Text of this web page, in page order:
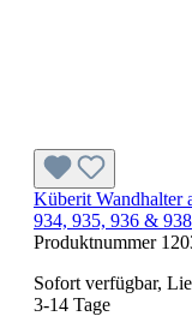
Küberit Wandhalter
934, 935, 936 & 938
Produktnummer
Sofort verfügbar,
3-14 Tage